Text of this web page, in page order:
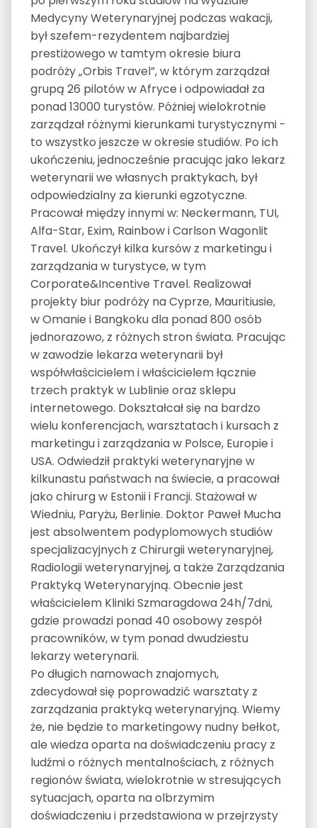
Medycyny Weterynaryjnej podczas wakacji,
był szefem-rezydentem najbardziej
prestiżowego w tamtym okresie biura
podróży „Orbis Travel”, w którym zarządzał
grupą 26 pilotów w Afryce i odpowiadał za
ponad 13000 turystów. Póżniej wielokrotnie
zarządzał różnymi kierunkami turystycznymi -
to wszystko jeszcze w okresie studiów. Po ich
ukończeniu, jednocześnie pracując jako lekarz
weterynarii we własnych praktykach, był
odpowiedzialny za kierunki egzotyczne.
Pracował między innymi w: Neckermann, TUI,
Alfa-Star, Exim, Rainbow i Carlson Wagonlit
Travel. Ukończył kilka kursów z marketingu i
zarządzania w turystyce, w tym
Corporate&Incentive Travel. Realizował
projekty biur podróży na Cyprze, Mauritiusie,
w Omanie i Bangkoku dla ponad 800 osób
jednorazowo, z różnych stron świata. Pracując
w zawodzie lekarza weterynarii był
współwłaścicielem i właścicielem łącznie
trzech praktyk w Lublinie oraz sklepu
internetowego. Dokształcał się na bardzo
wielu konferencjach, warsztatach i kursach z
marketingu i zarządzania w Polsce, Europie i
USA. Odwiedził praktyki weterynaryjne w
kilkunastu państwach na świecie, a pracował
jako chirurg w Estonii i Francji. Stażował w
Wiedniu, Paryżu, Berlinie. Doktor Paweł Mucha
jest absolwentem podyplomowych studiów
specjalizacyjnych z Chirurgii weterynaryjnej,
Radiologii weterynaryjnej, a także Zarządzania
Praktyką Weterynaryjną. Obecnie jest
właścicielem Kliniki Szmaragdowa 24h/7dni,
gdzie prowadzi ponad 40 osobowy zespół
pracowników, w tym ponad dwudziestu
lekarzy weterynarii.
Po długich namowach znajomych,
zdecydował się poprowadzić warsztaty z
zarządzania praktyką weterynaryjną. Wiemy
że, nie będzie to marketingowy nudny bełkot,
ale wiedza oparta na doświadczeniu pracy z
ludźmi o różnych mentalnościach, z różnych
regionów świata, wielokrotnie w stresujących
sytuacjach, oparta na olbrzymim
doświadczeniu i przedstawiona w przejrzysty